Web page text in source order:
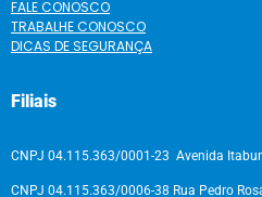
FALE CONOSCO
TRABALHE CONOSCO
DICAS DE SEGURANÇA
Filiais
CNPJ 04.115.363/0001-23 Avenida
CNPJ 04.115.363/0006-38 Rua Pedro